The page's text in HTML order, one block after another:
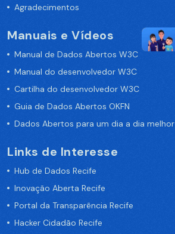
Agradecimentos
Manuais e Vídeos
Manual de Dados Abertos W3C
Manual do desenvolvedor W3C
Cartilha do desenvolvedor W3C
Guia de Dados Abertos OKFN
Dados Abertos para um dia a dia melhor
Links de Interesse
Hub de Dados Recife
Inovação Aberta Recife
Portal da Transparência Recife
Hacker Cidadão Recife